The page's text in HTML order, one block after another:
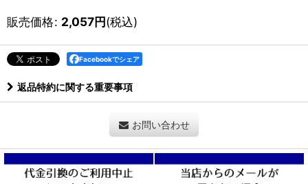
販売価格: 2,057円(税込)
Facebookでシェア
返品特約に関する重要事項
お問い合わせ